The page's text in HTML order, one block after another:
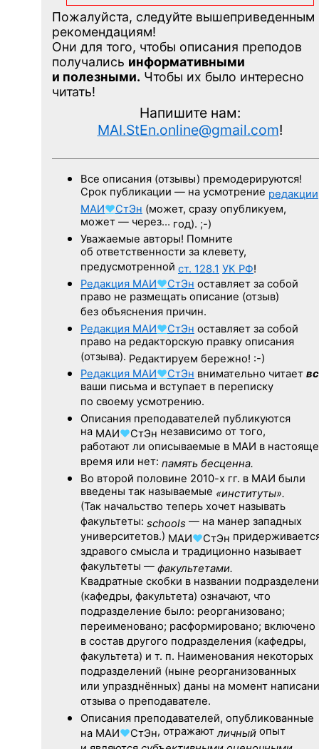
Пожалуйста, следуйте вышеприведенным
рекомендациям!
Они для того, чтобы описания преподов
получались информативными
и полезными. Чтобы их было интересно
читать!
Напишите нам:
MAI.StEn.online@gmail.com!
Все описания (отзывы) премодерируются!
Срок публикации — на усмотрение редакции
МАИ♥СтЭн (может, сразу опубликуем,
может — через… год). ;-)
Уважаемые авторы! Помните
об ответственности за клевету,
предусмотренной ст. 128.1 УК РФ!
Редакция МАИ♥СтЭн оставляет за собой
право не размещать описание (отзыв)
без объяснения причин.
Редакция МАИ♥СтЭн оставляет за собой
право на редакторскую правку описания
(отзыва). Редактируем бережно! :-)
Редакция МАИ♥СтЭн внимательно читает
ваши письма и вступает в переписку
по своему усмотрению.
Описания преподавателей публикуются
на МАИ♥СтЭн независимо от того,
работают ли описываемые в МАИ в
время или нет: память бесценна.
Во второй половине 2010-х гг. в МАИ были
введены так называемые «институты».
(Так начальство теперь хочет называть
факультеты: schools — на манер западных
университетов.) МАИ♥СтЭн
здравого смысла и традиционно называет
факультеты — факультетами.
Квадратные скобки в названии
(кафедры, факультета) означают, что
подразделение было: реорганизовано;
переименовано; расформировано; включено
в состав другого подразделения (кафедры,
факультета) и т. п. Наименования некоторых
подразделений (ныне реорганизованных
или упразднённых) даны на момент
отзыва о преподавателе.
Описания преподавателей, опубликованные
на МАИ♥СтЭн, отражают личный опыт